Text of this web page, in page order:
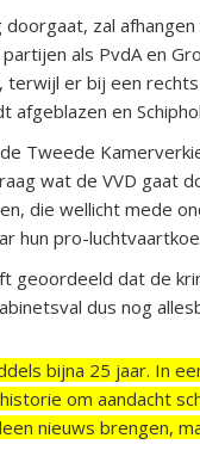
zal
als PvdA en
er bij een
afgeblazen en
Tweede
wat de VVD gaat
die wellicht mede
hun pro-
geoordeeld dat de
dus nog
bijna 25 jaar. In
om aandacht
nieuws brengen,